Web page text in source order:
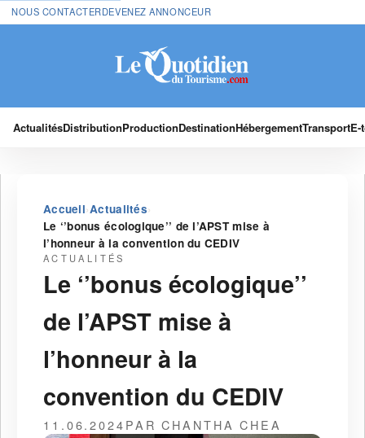
NOUS CONTACTERDEVENEZ ANNONCEUR
ActualitésDistributionProductionDestinationHébergementTransport
Accueil›Actualités›
Le ‘’bonus écologique’’ de l’APST mise à
l’honneur à la convention du CEDIV
ACTUALITÉS
Le ‘’bonus écologique’’
de l’APST mise à
l’honneur à la
convention du CEDIV
11.06.2024PAR CHANTHA CHEA